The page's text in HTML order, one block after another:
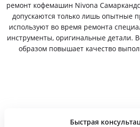
ремонт кофемашин Nivona
допускаются только лишь опытные
используют во время ремонта
инструменты, оригинальные детали.
образом повышает качество
Быстрая